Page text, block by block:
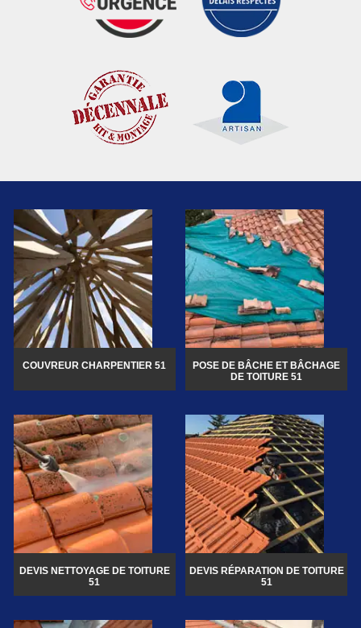
COUVREUR CHARPENTIER 51
POSE DE BÂCHE ET BÂCHAGE
DE TOITURE 51
DEVIS NETTOYAGE DE TOITURE
51
DEVIS RÉPARATION DE TOITURE
51